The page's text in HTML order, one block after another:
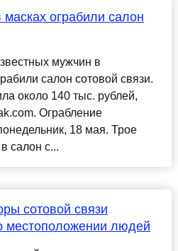
ограбили салон
мужчин в
салон сотовой связи.
около 140 тыс. рублей,
Ограбление
18 мая. Трое
салон с...
сотовой связи
местоположении людей